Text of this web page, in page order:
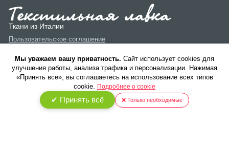
Ткани из Италии
Пользовательское соглашение
Политика конфиденциальности
Мы уважаем вашу приватность. Cайт использует cookies для
улучшения работы, анализа трафика и персонализации. Нажимая
«Принять всё», вы соглашаетесь на использование всех типов
cookie. Подробнее о cookie
✔ Принять всё ❌ Только необходимые